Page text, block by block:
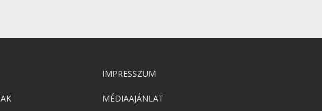
IMPRESSZUM
MÉDIAAJÁNLAT